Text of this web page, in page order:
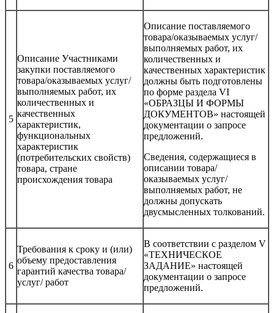
5
Описание Участниками
закупки поставляемого
товара/оказываемых услуг/
выполняемых работ, их
количественных и
качественных
характеристик,
функциональных
характеристик
(потребительских свойств)
товара, стране
происхождения товара
Описание поставляемого
товара/оказываемых услуг/
выполняемых работ, их
количественных и
качественных характеристик
должны быть подготовлены
по форме раздела VI
«ОБРАЗЦЫ И ФОРМЫ
ДОКУМЕНТОВ» настоящей
документации о запросе
предложений.
Сведения, содержащиеся в
описании товара/
оказываемых услуг/
выполняемых работ, не
должны допускать
двусмысленных толкований.
6
Требования к сроку и (или)
объему предоставления
гарантий качества товара/
услуг/ работ
В соответствии с разделом V
«ТЕХНИЧЕСКОЕ
ЗАДАНИЕ» настоящей
документации о запросе
предложений.